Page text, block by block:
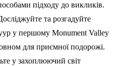
підходу до викликів.
та розгадуйте
у першому Monument Valley
для приємної подорожі.
у захоплюючий світ